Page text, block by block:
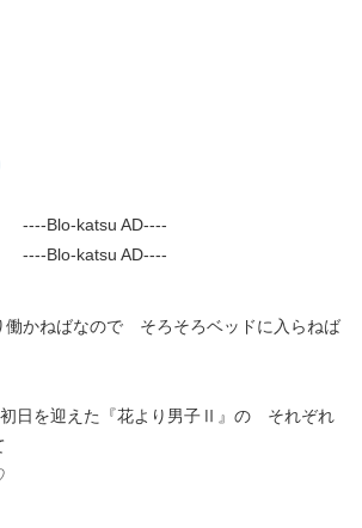
----Blo-katsu AD----
----Blo-katsu AD----
働かねばなので そろそろベッドに入らねば
日を迎えた『花より男子Ⅱ』の それぞれ